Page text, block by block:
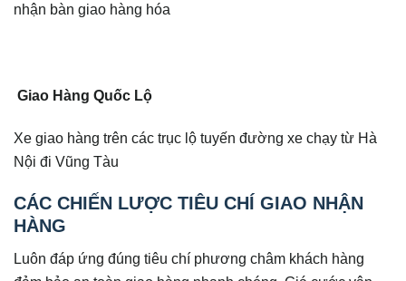
nhận bàn giao hàng hóa
Giao Hàng Quốc Lộ
Xe giao hàng trên các trục lộ tuyến đường xe chạy từ Hà
Nội đi Vũng Tàu
CÁC CHIẾN LƯỢC TIÊU CHÍ GIAO NHẬN
HÀNG
Luôn đáp ứng đúng tiêu chí phương châm khách hàng